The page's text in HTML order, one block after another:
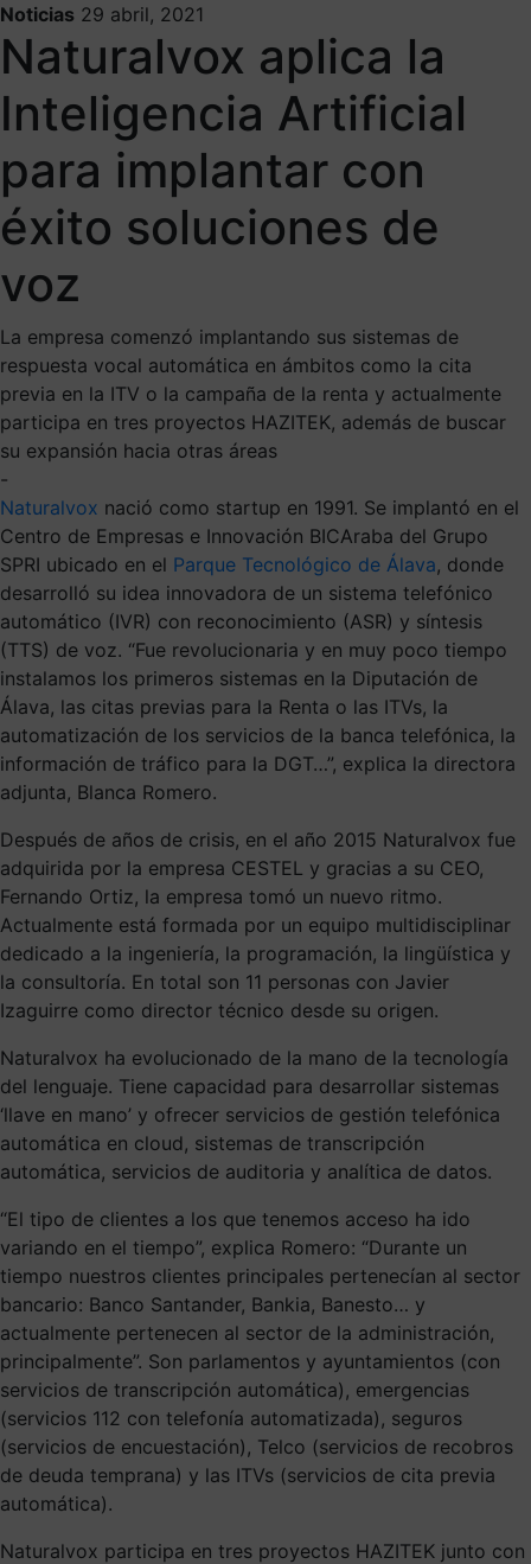
Noticias 29 abril, 2021
Naturalvox aplica la
Inteligencia Artificial
para implantar con
éxito soluciones de
voz
La empresa comenzó implantando sus sistemas de
respuesta vocal automática en ámbitos como la cita
previa en la ITV o la campaña de la renta y actualmente
participa en tres proyectos HAZITEK, además de buscar
su expansión hacia otras áreas
-
Naturalvox nació como startup en 1991. Se implantó en el
Centro de Empresas e Innovación BICAraba del Grupo
SPRI ubicado en el Parque Tecnológico de Álava, donde
desarrolló su idea innovadora de un sistema telefónico
automático (IVR) con reconocimiento (ASR) y síntesis
(TTS) de voz. “Fue revolucionaria y en muy poco tiempo
instalamos los primeros sistemas en la Diputación de
Álava, las citas previas para la Renta o las ITVs, la
automatización de los servicios de la banca telefónica, la
información de tráfico para la DGT…”, explica la directora
adjunta, Blanca Romero.
Después de años de crisis, en el año 2015 Naturalvox fue
adquirida por la empresa CESTEL y gracias a su CEO,
Fernando Ortiz, la empresa tomó un nuevo ritmo.
Actualmente está formada por un equipo multidisciplinar
dedicado a la ingeniería, la programación, la lingüística y
la consultoría. En total son 11 personas con Javier
Izaguirre como director técnico desde su origen.
Naturalvox ha evolucionado de la mano de la tecnología
del lenguaje. Tiene capacidad para desarrollar sistemas
‘llave en mano’ y ofrecer servicios de gestión telefónica
automática en cloud, sistemas de transcripción
automática, servicios de auditoria y analítica de datos.
“El tipo de clientes a los que tenemos acceso ha ido
variando en el tiempo”, explica Romero: “Durante un
tiempo nuestros clientes principales pertenecían al sector
bancario: Banco Santander, Bankia, Banesto… y
actualmente pertenecen al sector de la administración,
principalmente”. Son parlamentos y ayuntamientos (con
servicios de transcripción automática), emergencias
(servicios 112 con telefonía automatizada), seguros
(servicios de encuestación), Telco (servicios de recobros
de deuda temprana) y las ITVs (servicios de cita previa
automática).
Naturalvox participa en tres proyectos HAZITEK junto con